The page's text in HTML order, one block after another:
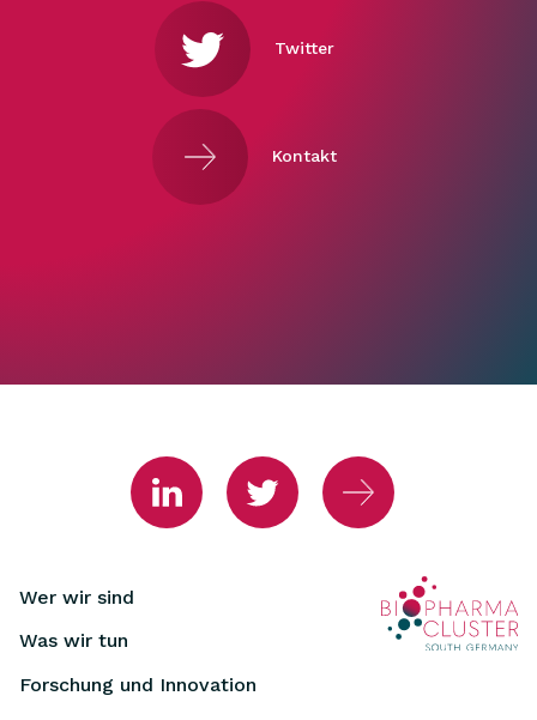
Twitter
Kontakt
Wer wir sind
Was wir tun
Forschung und Innovation